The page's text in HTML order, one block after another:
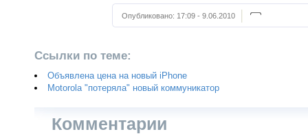
Опубликовано: 17:09 - 9.06.2010
Ссылки по теме:
Объявлена цена на новый iPhone
Motorola "потеряла" новый коммуникатор
Комментарии